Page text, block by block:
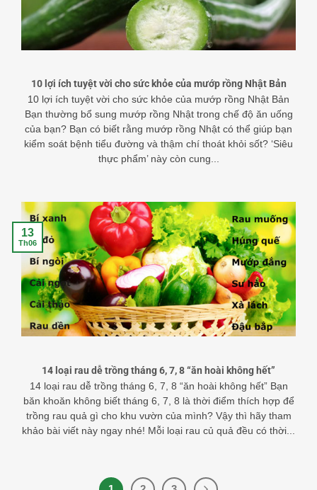
10 lợi ích tuyệt vời cho sức khỏe của mướp rồng Nhật Bản
10 lợi ích tuyệt vời cho sức khỏe của mướp rồng Nhật Bản
Bạn thường bổ sung mướp rồng Nhật trong chế độ ăn uống
của bạn? Bạn có biết rằng mướp rồng Nhật có thể giúp bạn
kiểm soát bệnh tiểu đường và thậm chí thoát khỏi sốt? ‘Siêu
thực phẩm’ này còn cung...
14 loại rau dễ trồng tháng 6, 7, 8 “ăn hoài không hết”
14 loại rau dễ trồng tháng 6, 7, 8 “ăn hoài không hết” Bạn
băn khoăn không biết tháng 6, 7, 8 là thời điểm thích hợp để
trồng rau quả gì cho khu vườn của mình? Vậy thì hãy tham
khảo bài viết này ngay nhé! Mỗi loại rau củ quả đều có thời...
13
Th06